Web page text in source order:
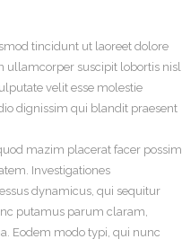
tincidunt ut laoreet dolore
ullamcorper suscipit lobortis nisl
velit esse molestie
dignissim qui blandit praesent
mazim placerat facer possim
Investigationes
dynamicus, qui sequitur
putamus parum claram,
Eodem modo typi, qui nunc